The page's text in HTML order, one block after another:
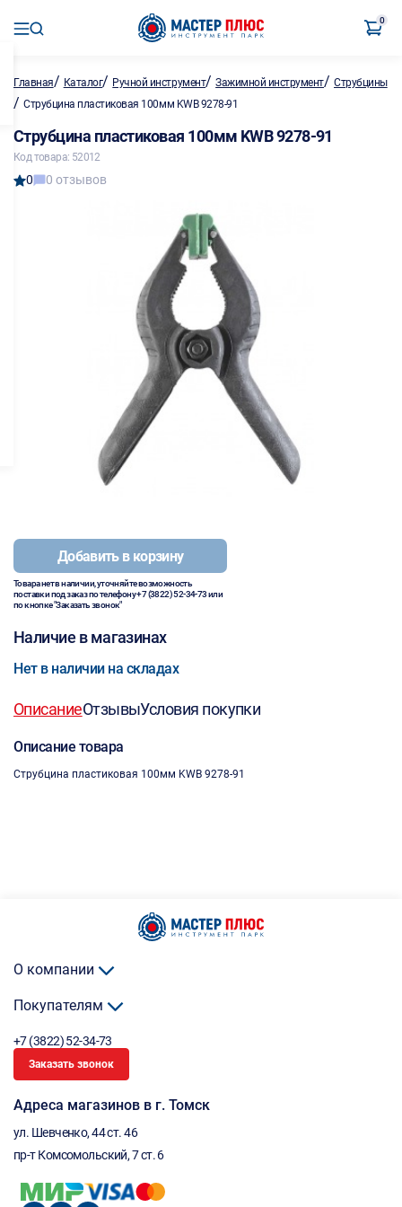
0
Главная/ Каталог/ Ручной инструмент/Зажимной инструмент/Струбцины
/ Струбцина пластиковая 100мм KWB 9278-91
Струбцина пластиковая 100мм KWB 9278-91
Код товара: 52012
0 0 отзывов
Добавить в корзину
Товара нет в наличии, уточняйте возможность
поставки под заказ по телефону+7 (3822) 52-34-73или
по кнопке "Заказать звонок"
Наличие в магазинах
Нет в наличии на складах
ОписаниеОтзывыУсловия покупки
Описание товара
Струбцина пластиковая 100мм KWB 9278-91
О компании
Покупателям
+7 (3822) 52-34-73
Заказать звонок
Адреса магазинов в г. Томск
ул. Шевченко, 44 ст. 46
пр-т Комсомольский, 7 ст. 6